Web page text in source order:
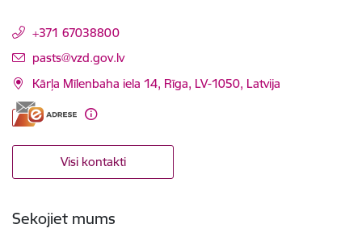
+371 67038800
E-pasts:
pasts@vzd.gov.lv
Kārļa Mīlenbaha iela 14, Rīga, LV-1050, Latvija
Visi kontakti
Sekojiet mums